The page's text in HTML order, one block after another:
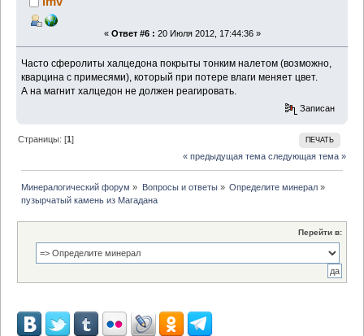
« Ответ #6 : 20 Июля 2012, 17:44:36 »
Часто сферолиты халцедона покрыты тонким налетом (возможно,
кварцина с примесями), который при потере влаги меняет цвет.
А на магнит халцедон не должен реагировать.
Записан
ПЕЧАТЬ
Страницы: [1]
« предыдущая тема следующая тема »
Минералогический форум » Вопросы и ответы» Определите минерал»
пузырчатый камень из Магадана
Перейти в: